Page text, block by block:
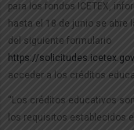
para los fondos ICETEX,
hasta el 18 de junio se abre
del siguiente formulario
https://
acceder a los créditos
“Los créditos educativos
los requisitos establecidos